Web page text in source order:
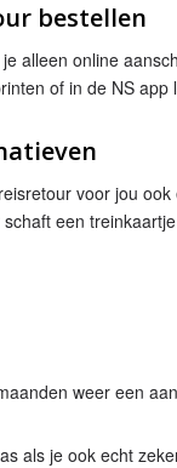
bestellen
alleen online
of in de NS
voor jou
een
weer een
als je ook echt